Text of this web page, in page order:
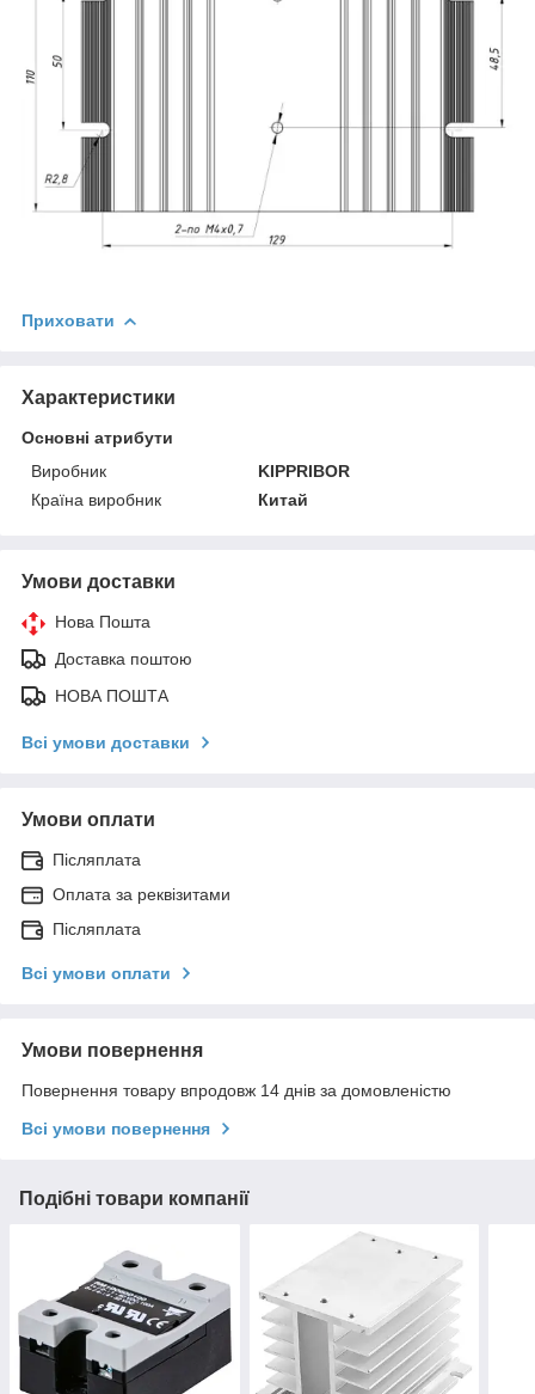
Приховати
Характеристики
Основні атрибути
Виробник
KIPPRIBOR
Країна виробник
Китай
Умови доставки
Нова Пошта
Доставка поштою
НОВА ПОШТА
Всі умови доставки
Умови оплати
Післяплата
Оплата за реквізитами
Післяплата
Всі умови оплати
Умови повернення
Повернення товару впродовж 14 днів за домовленістю
Всі умови повернення
Подібні товари компанії